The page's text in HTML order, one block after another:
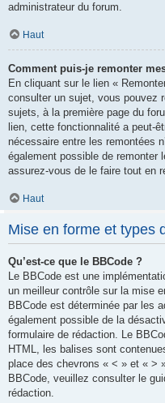
administrateur du forum.
Haut
Comment puis-je remonter
En cliquant sur le lien «
consulter un sujet, vous pouvez
sujets, à la première page du
lien, cette fonctionnalité a peut-
nécessaire entre les remontées
également possible de remonter
assurez-vous de le faire tout en
Haut
Mise en forme et types
Qu’est-ce que le BBCode ?
Le BBCode est une
un meilleur contrôle sur la mise
BBCode est déterminée par les
également possible de la
formulaire de rédaction. Le
HTML, les balises sont
place des chevrons « < » et « >
BBCode, veuillez consulter le
rédaction.